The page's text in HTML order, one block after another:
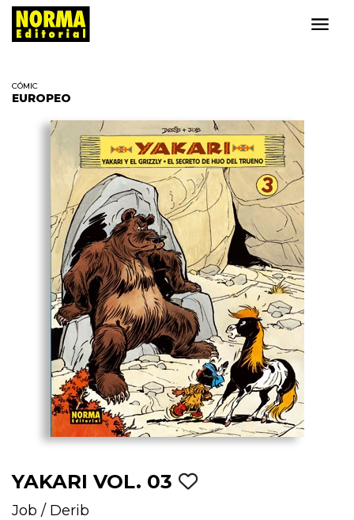
CÓMIC
EUROPEO
YAKARI VOL. 03
Job / Derib